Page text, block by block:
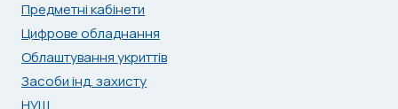
Предметні кабінети
Цифрове обладнання
Облаштування укриттів
Засоби інд. захисту
НУШ